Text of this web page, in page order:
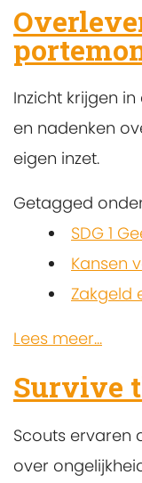
Inzicht krijgen
en nadenken
eigen inzet.
Getagged
SDG 1
Kansen
Zakgeld
Lees meer...
Survive
Scouts ervaren
over